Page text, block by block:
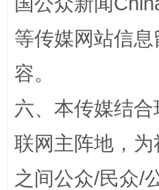
等传媒网站信
容。
六、本传媒结
联网主阵地，
之间公众/民众/